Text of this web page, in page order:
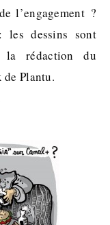
l’engagement ?
dessins sont
la rédaction du
Plantu.